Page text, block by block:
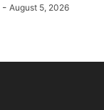
- August 5, 2026